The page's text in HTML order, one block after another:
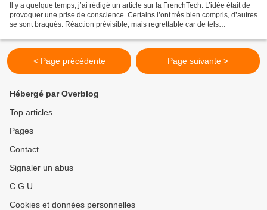
Il y a quelque temps, j’ai rédigé un article sur la FrenchTech. L’idée était de
provoquer une prise de conscience. Certains l’ont très bien compris, d’autres
se sont braqués. Réaction prévisible, mais regrettable car de tels
< Page précédente Page suivante >
Hébergé par Overblog
Top articles
Pages
Contact
Signaler un abus
C.G.U.
Cookies et données personnelles